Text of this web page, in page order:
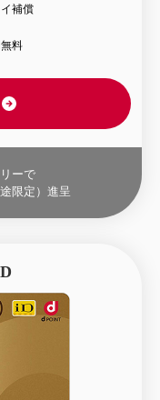
補償
料
ーで
途限定）進呈